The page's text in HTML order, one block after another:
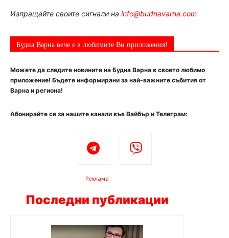
Изпращайте своите сигнали на info@budnavarna.com
Будна Варна вече е в любимите Ви приложения!
Можете да следите новините на Будна Варна в своето любимо
приложение! Бъдете информирани за най-важните събития от
Варна и региона!
Абонирайте се за нашите канали във Вайбър и Телеграм:
Реклама
Последни публикации